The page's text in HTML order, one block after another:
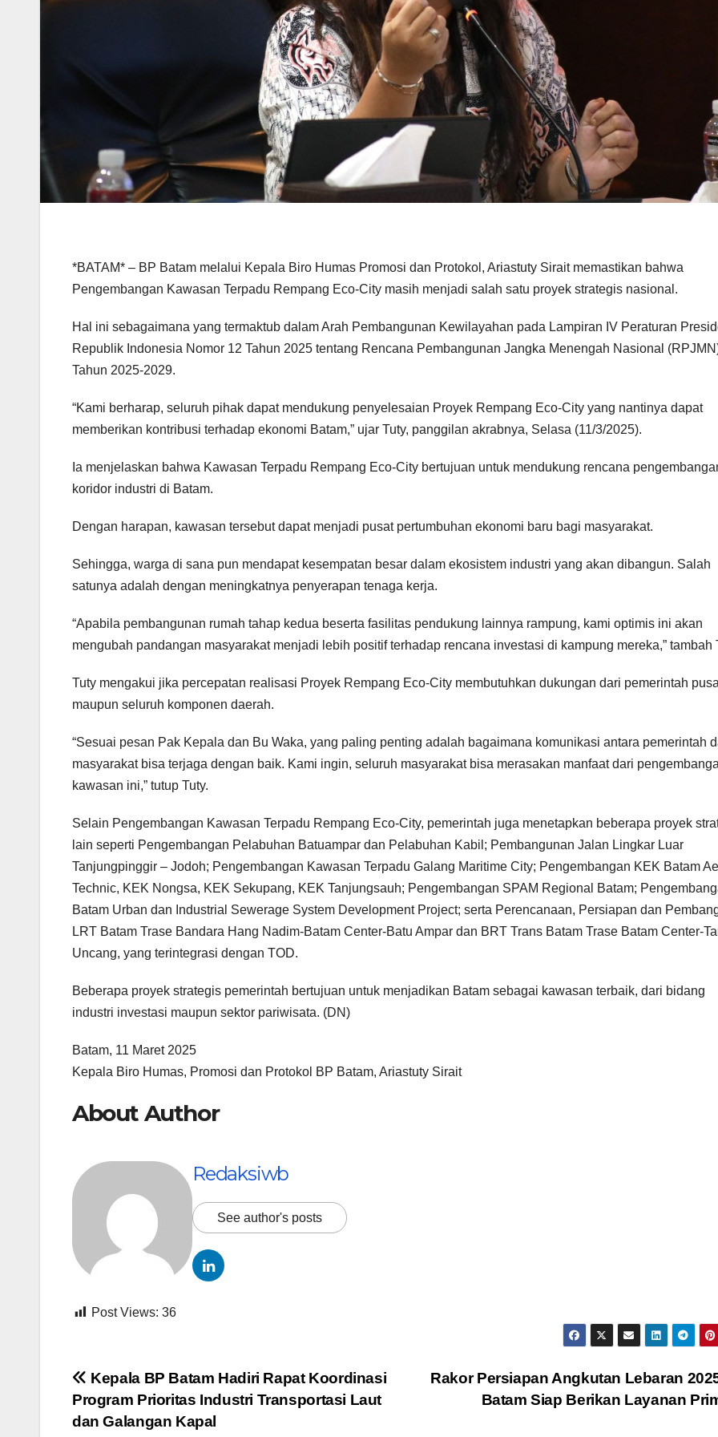
*BATAM* – BP Batam melalui Kepala Biro Humas Promosi dan Protokol, Ariastuty Sirait memastikan bahwa
Pengembangan Kawasan Terpadu Rempang Eco-City masih menjadi salah satu proyek strategis nasional.
Hal ini sebagaimana yang termaktub dalam Arah Pembangunan Kewilayahan pada Lampiran IV Peraturan
Republik Indonesia Nomor 12 Tahun 2025 tentang Rencana Pembangunan Jangka Menengah Nasional
Tahun 2025-2029.
“Kami berharap, seluruh pihak dapat mendukung penyelesaian Proyek Rempang Eco-City yang nantinya dapat
memberikan kontribusi terhadap ekonomi Batam,” ujar Tuty, panggilan akrabnya, Selasa (11/3/2025).
Ia menjelaskan bahwa Kawasan Terpadu Rempang Eco-City bertujuan untuk mendukung rencana
koridor industri di Batam.
Dengan harapan, kawasan tersebut dapat menjadi pusat pertumbuhan ekonomi baru bagi masyarakat.
Sehingga, warga di sana pun mendapat kesempatan besar dalam ekosistem industri yang akan dibangun. Salah
satunya adalah dengan meningkatnya penyerapan tenaga kerja.
“Apabila pembangunan rumah tahap kedua beserta fasilitas pendukung lainnya rampung, kami optimis ini akan
mengubah pandangan masyarakat menjadi lebih positif terhadap rencana investasi di kampung mereka,” tambah
Tuty mengakui jika percepatan realisasi Proyek Rempang Eco-City membutuhkan dukungan dari pemerintah
maupun seluruh komponen daerah.
“Sesuai pesan Pak Kepala dan Bu Waka, yang paling penting adalah bagaimana komunikasi antara pemerintah
masyarakat bisa terjaga dengan baik. Kami ingin, seluruh masyarakat bisa merasakan manfaat dari
kawasan ini,” tutup Tuty.
Selain Pengembangan Kawasan Terpadu Rempang Eco-City, pemerintah juga menetapkan beberapa proyek
lain seperti Pengembangan Pelabuhan Batuampar dan Pelabuhan Kabil; Pembangunan Jalan Lingkar Luar
Tanjungpinggir – Jodoh; Pengembangan Kawasan Terpadu Galang Maritime City; Pengembangan KEK Batam
Technic, KEK Nongsa, KEK Sekupang, KEK Tanjungsauh; Pengembangan SPAM Regional Batam;
Batam Urban dan Industrial Sewerage System Development Project; serta Perencanaan, Persiapan dan
LRT Batam Trase Bandara Hang Nadim-Batam Center-Batu Ampar dan BRT Trans Batam Trase Batam Center-
Uncang, yang terintegrasi dengan TOD.
Beberapa proyek strategis pemerintah bertujuan untuk menjadikan Batam sebagai kawasan terbaik, dari bidang
industri investasi maupun sektor pariwisata. (DN)
Batam, 11 Maret 2025
Kepala Biro Humas, Promosi dan Protokol BP Batam, Ariastuty Sirait
About Author
Redaksiwb
See author's posts
Post Views: 36
Navigasi
pos
Rakor Persiapan Angkutan Lebaran
Batam Siap Berikan Layanan
Kepala BP Batam Hadiri Rapat Koordinasi
Program Prioritas Industri Transportasi Laut
dan Galangan Kapal